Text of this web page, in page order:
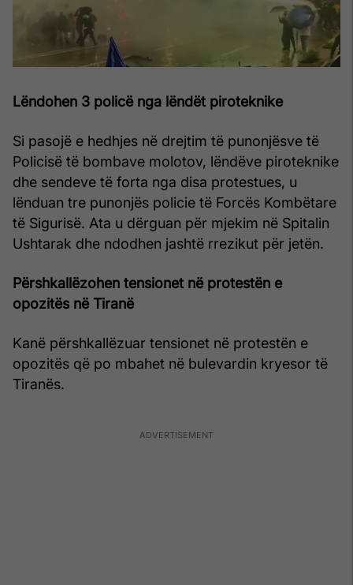
Lëndohen 3 policë nga lëndët piroteknike
Si pasojë e hedhjes në drejtim të punonjësve të
Policisë të bombave molotov, lëndëve piroteknike
dhe sendeve të forta nga disa protestues, u
lënduan tre punonjës policie të Forcës Kombëtare
të Sigurisë. Ata u dërguan për mjekim në Spitalin
Ushtarak dhe ndodhen jashtë rrezikut për jetën.
Përshkallëzohen tensionet në protestën e
opozitës në Tiranë
Kanë përshkallëzuar tensionet në protestën e
opozitës që po mbahet në bulevardin kryesor të
Tiranës.